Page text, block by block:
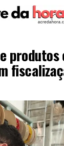
MUNDO